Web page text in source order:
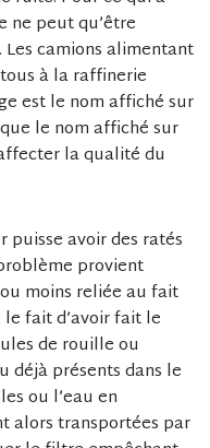
ne peut qu’être
camions alimentant
à la raffinerie
est le nom affiché sur
le nom affiché sur
la qualité du
puisse avoir des ratés
provient
moins reliée au fait
fait d’avoir fait le
de rouille ou
déjà présents dans le
ou l’eau en
alors transportées par